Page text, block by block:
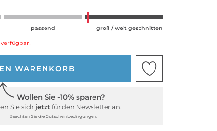
passend groß / weit geschnitten
verfügbar!
WARENKORB
Wollen Sie -10% sparen?
Sie sich jetzt für den Newsletter an.
Beachten Sie die Gutscheinbedingungen.